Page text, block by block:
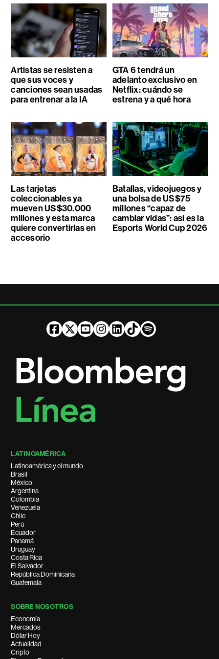
Artistas se resisten a
que sus voces y
canciones sean usadas
para entrenar a la IA
GTA 6 tendrá un
adelanto exclusivo en
Netflix: cuándo se
estrena y a qué hora
Las tarjetas
coleccionables ya
mueven US$30.000
millones y esta marca
quiere convertirlas en
accesorio
Batallas, videojuegos y
una bolsa de US$75
millones “capaz de
cambiar vidas”: así es la
Esports World Cup 2026
LATINOAMÉRICA
Latinoamérica y el mundo
Brasil
México
Argentina
Colombia
Venezuela
Chile
Perú
Ecuador
Panamá
Uruguay
Costa Rica
El Salvador
República Dominicana
Guatemala
SOBRE NOSOTROS
Economía
Mercados
Dólar Hoy
Actualidad
Cripto